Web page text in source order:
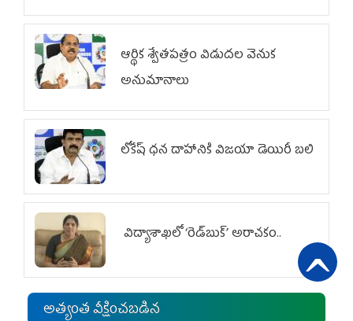
ఆర్థిక శ్వేతపత్రం విడుదల వెనుక
అనుమానాలు
లోకేష్ ధ‌న దాహానికి విజ‌యా డెయిరీ బ‌లి
విద్యాశాఖలో ‘రెడ్‌బుక్’ అరాచకం..
అత్యంత వీక్షించబడిన